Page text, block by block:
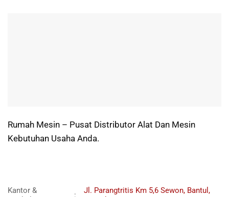
Rumah Mesin – Pusat Distributor Alat Dan Mesin
Kebutuhan Usaha Anda.
Kantor &
:
Jl. Parangtritis Km 5,6 Sewon, Bantul,